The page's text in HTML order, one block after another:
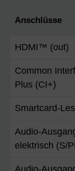
Anschlüsse
HDMI™ (out)
Common
Plus (CI+)
Smartcard-
Audio-
elektrisch (S/